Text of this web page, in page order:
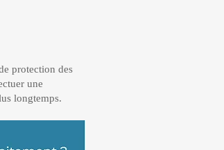
protection des
une
longtemps.